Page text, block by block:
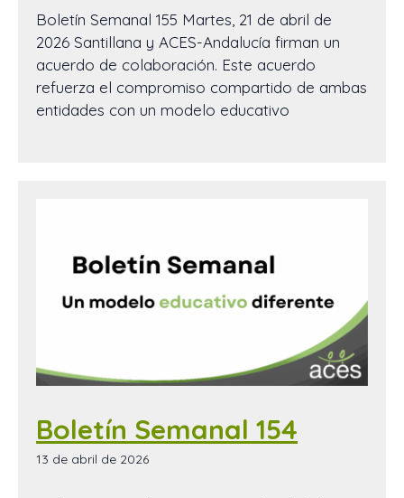
Boletín Semanal 155 Martes, 21 de abril de
2026 Santillana y ACES-Andalucía firman un
acuerdo de colaboración. Este acuerdo
refuerza el compromiso compartido de ambas
entidades con un modelo educativo
Boletín Semanal 154
13 de abril de 2026